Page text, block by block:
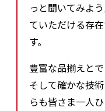
っと聞いてみよ
ていただける存
す。
豊富な品揃えと
そして確かな技
らも皆さま一人